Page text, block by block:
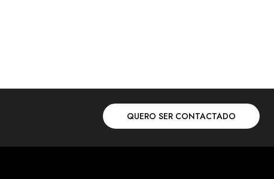
QUERO SER CONTACTADO